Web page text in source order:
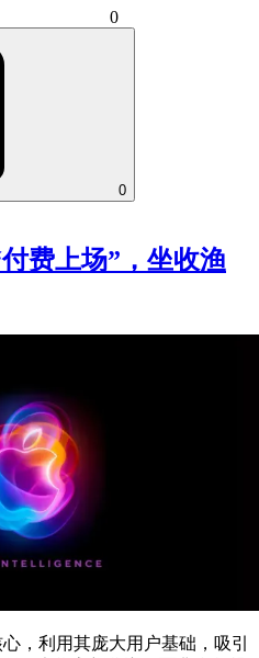
0
0
费上场”，坐收渔
，利用其庞大用户基础，吸引